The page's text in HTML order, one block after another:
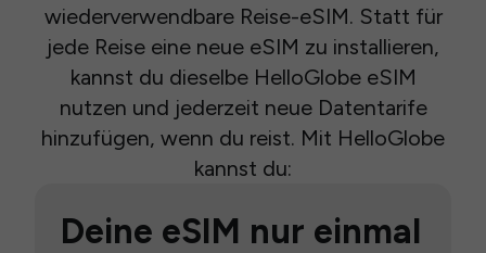
wiederverwendbare Reise-eSIM. Statt für
jede Reise eine neue eSIM zu installieren,
kannst du dieselbe HelloGlobe eSIM
nutzen und jederzeit neue Datentarife
hinzufügen, wenn du reist. Mit HelloGlobe
kannst du:
Deine eSIM nur einmal